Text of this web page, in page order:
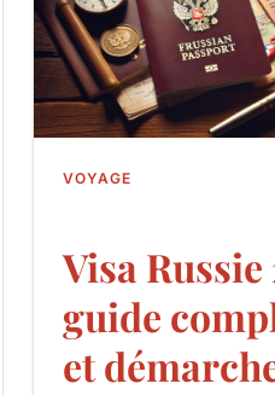
VOYAGE
Visa Russie
guide
et